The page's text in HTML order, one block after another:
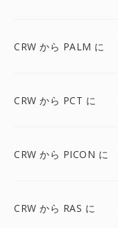
CRW から PALM に
CRW から PCT に
CRW から PICON に
CRW から RAS に